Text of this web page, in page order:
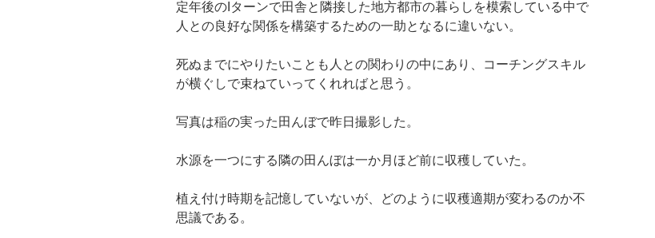
定年後のIターンで田舎と隣接した地方都市の暮らしを模索している中で
人との良好な関係を構築するための一助となるに違いない。
死ぬまでにやりたいことも人との関わりの中にあり、コーチングスキル
が横ぐしで束ねていってくれればと思う。
写真は稲の実った田んぼで昨日撮影した。
水源を一つにする隣の田んぼは一か月ほど前に収穫していた。
植え付け時期を記憶していないが、どのように収穫適期が変わるのか不
思議である。